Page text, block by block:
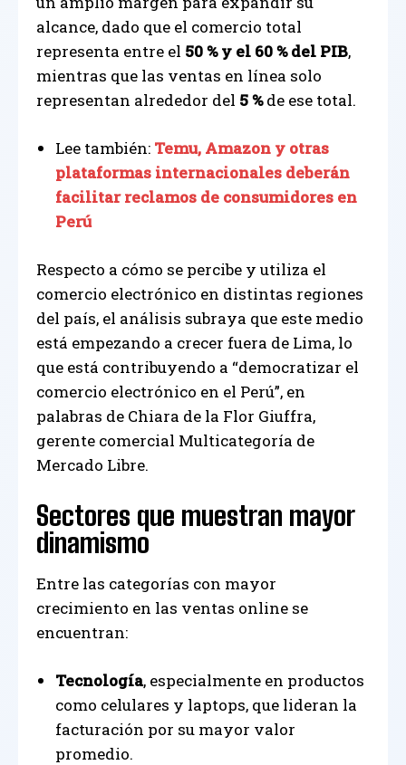
alcance, dado que el comercio total
representa entre el 50 % y el 60 % del PIB,
mientras que las ventas en línea solo
representan alrededor del 5 %de ese total.
Lee también: Temu, Amazon y otras
plataformas internacionales deberán
facilitar reclamos de consumidores en
Perú
Respecto a cómo se percibe y utiliza el
comercio electrónico en distintas regiones
del país, el análisis subraya que este medio
está empezando a crecer fuera de Lima, lo
que está contribuyendo a “democratizar el
comercio electrónico en el Perú”, en
palabras de Chiara de la Flor Giuffra,
gerente comercial Multicategoría de
Mercado Libre.
Sectores que muestran mayor
dinamismo
Entre las categorías con mayor
crecimiento en las ventas online se
encuentran:
Tecnología, especialmente en productos
como celulares y laptops, que lideran la
facturación por su mayor valor
promedio.